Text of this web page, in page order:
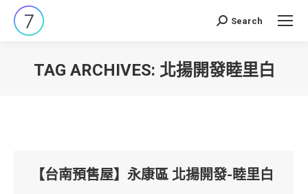
Search:
Search
TAG ARCHIVES: 北揚開發睦里白
【台南預售屋】永康區 北揚開發-睦里白